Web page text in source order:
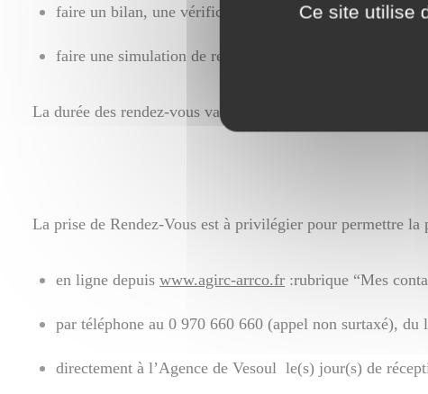
faire un bilan, une vérification de carrière ,
faire une simulation de retraite en fonction de la
La durée des rendez-vous varie en fonction de la typologie
La prise de Rendez-Vous est à privilégier pour permettre
en ligne depuiswww.agirc-arrco.fr :rubrique “Mes
par téléphone au 0 970 660 660 (appel non surtaxé), du
directement à l’Agence de Vesoul le(s) jour(s) de
Ce site utilise